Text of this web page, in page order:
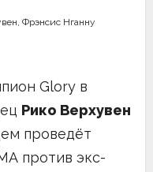
, Фрэнсис Нганну
Glory в
Рико Верхувен
проведёт
против экс-